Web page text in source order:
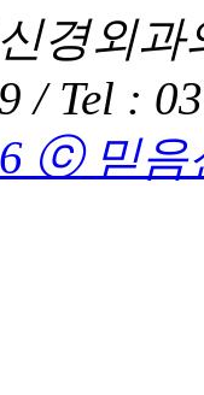
경외
/ Tel :
ⓒ 믿음